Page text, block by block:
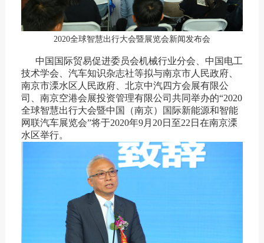
2020全球智慧出行大会暨展览会新闻发布会
中国国际贸易促进委员会机械行业分会、中国电工
技术学会、汽车知识杂志社等拟与南京市人民政府、
南京市溧水区人民政府、北京中汽四方会展有限公
司、南京空港会展投资管理有限公司共同举办的“2020
全球智慧出行大会暨中国（南京）国际新能源和智能
网联汽车展览会”将于2020年9月20日至22日在南京溧
水区举行。